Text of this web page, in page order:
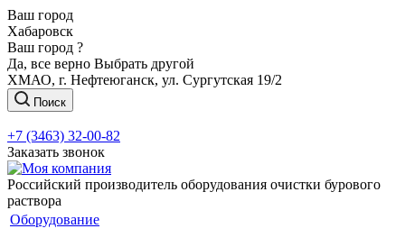
Ваш город
Хабаровск
Ваш город ?
Да, все верно Выбрать другой
ХМАО, г. Нефтеюганск, ул. Сургутская 19/2
Поиск
+7 (3463) 32-00-82
Заказать звонок
Российский производитель оборудования очистки бурового
раствора
Оборудование